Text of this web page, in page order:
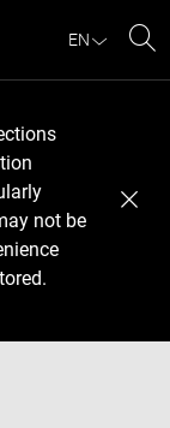
EN
not be